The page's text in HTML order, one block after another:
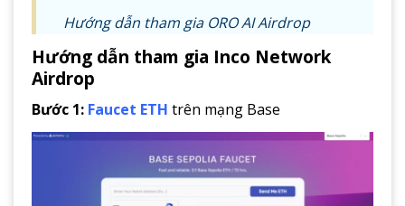
Hướng dẫn tham gia ORO AI Airdrop
Hướng dẫn tham gia Inco Network
Airdrop
Bước 1: Faucet ETH trên mạng Base